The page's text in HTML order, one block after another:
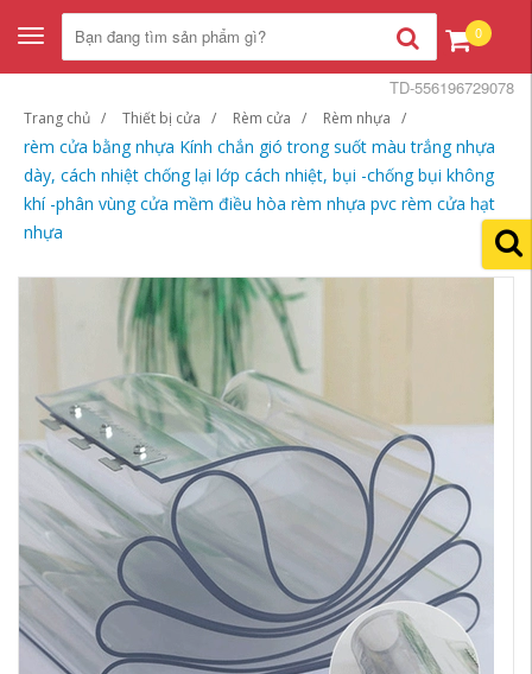
Toggle
navigation
0
Trang chủ Thiết bị cửa Rèm cửa Rèm nhựa
rèm cửa bằng nhựa Kính chắn gió trong suốt màu trắng nhựa
dày, cách nhiệt chống lại lớp cách nhiệt, bụi -chống bụi không
khí -phân vùng cửa mềm điều hòa rèm nhựa pvc rèm cửa hạt
nhựa
TD-556196729078